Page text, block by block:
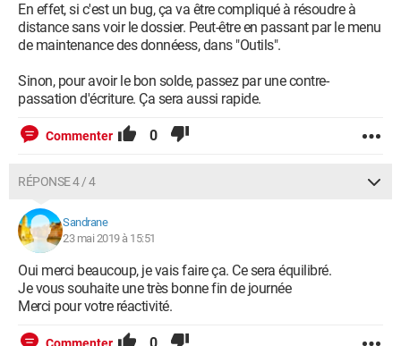
En effet, si c'est un bug, ça va être compliqué à résoudre à
distance sans voir le dossier. Peut-être en passant par le menu
de maintenance des donnéess, dans "Outils".
Sinon, pour avoir le bon solde, passez par une contre-
passation d'écriture. Ça sera aussi rapide.
Commenter 0
RÉPONSE 4 / 4
Sandrane
23 mai 2019 à 15:51
Oui merci beaucoup, je vais faire ça. Ce sera équilibré.
Je vous souhaite une très bonne fin de journée
Merci pour votre réactivité.